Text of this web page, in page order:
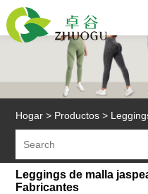
Hogar > Productos >
Leggings de malla
Fabricantes